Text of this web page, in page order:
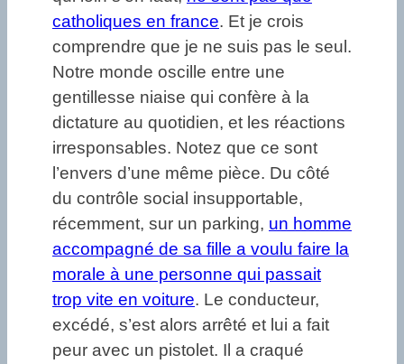
catholiques en france. Et je crois
comprendre que je ne suis pas le seul.
Notre monde oscille entre une
gentillesse niaise qui confère à la
dictature au quotidien, et les réactions
irresponsables. Notez que ce sont
l’envers d’une même pièce. Du côté
du contrôle social insupportable,
récemment, sur un parking, un homme
accompagné de sa fille a voulu faire la
morale à une personne qui passait
trop vite en voiture. Le conducteur,
excédé, s’est alors arrêté et lui a fait
peur avec un pistolet. Il a craqué